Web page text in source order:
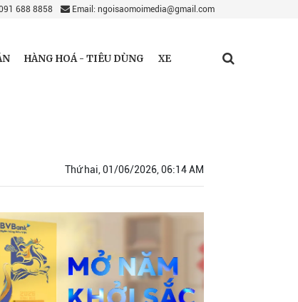
688 8858 Email: ngoisaomoimedia@gmail.com
HÀNG HOÁ - TIÊU DÙNG XE
Thứ hai, 01/06/2026, 06:14 AM